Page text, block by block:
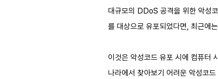
대규모의 DDoS 공격을 위한 악성
를 대상으로 유포되었다면, 최근에
이것은 악성코드 유포 시에 컴퓨터
나라에서 찾아보기 어려운 악성코